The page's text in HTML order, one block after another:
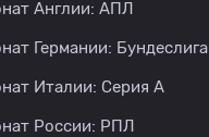
Англии: АПЛ
Германии: Бундеслига
Италии: Серия А
России: РПЛ